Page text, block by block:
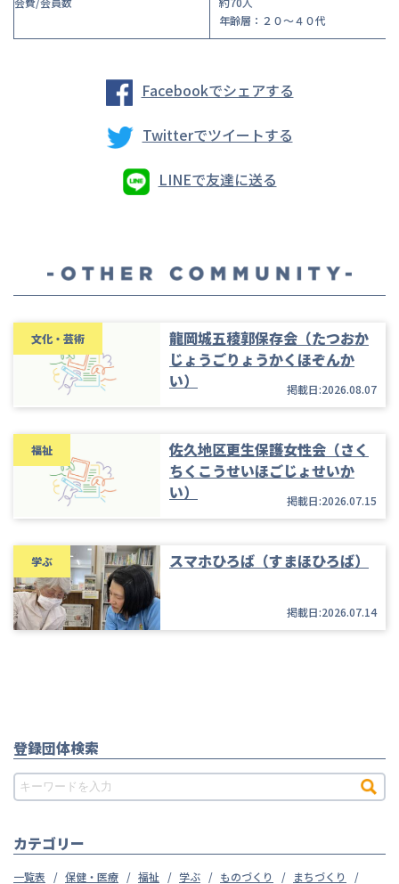
年齢層：２０～４０代
Facebookでシェアする
Twitterでツイートする
LINEで友達に送る
文化・芸術
龍岡城五稜郭保存会（たつおか
じょうごりょうかくほぞんか
い）
掲載日:2026.08.07
福祉
佐久地区更生保護女性会（さく
ちくこうせいほごじょせいか
い）
掲載日:2026.07.15
学ぶ スマホひろば（すまほひろば）
掲載日:2026.07.14
登録団体検索
カテゴリー
一覧表 保健・医療 福祉 学ぶ ものづくり まちづくり